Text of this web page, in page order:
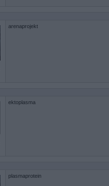
arenaprojekt
ektoplasma
plasmaprotein